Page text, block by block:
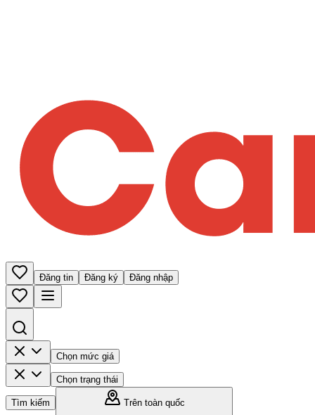
Đăng tin Đăng ký Đăng nhập
Chọn mức giá
Chọn trạng thái
Tìm kiếm
Trên toàn quốc